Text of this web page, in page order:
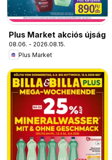
Plus Market akciós újság
08.06. - 2026.08.15.
Plus Market